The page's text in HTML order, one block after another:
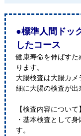
●標準人間ドッ
したコース
健康寿命を伸ばすた
ります。
大腸検査は大腸カ
細に大腸の検査が出
【検査内容について】
・基本検査として
す。